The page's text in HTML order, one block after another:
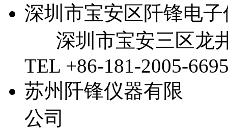
深圳市宝安区阡锋电
深圳市宝安三区龙
TEL +86-181-2005-
苏州阡锋仪器有限
公司